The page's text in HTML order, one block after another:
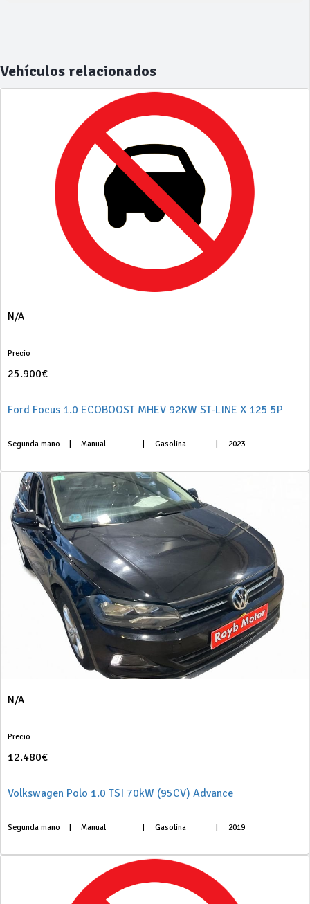
Vehículos relacionados
N/A
Precio
25.900€
Ford Focus 1.0 ECOBOOST MHEV 92KW ST-LINE X 125 5P
Segunda mano Manual Gasolina 2023
N/A
Precio
12.480€
Volkswagen Polo 1.0 TSI 70kW (95CV) Advance
Segunda mano Manual Gasolina 2019